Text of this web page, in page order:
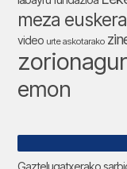
meza
video urte askotarako
emon
Gaztelugatxerako